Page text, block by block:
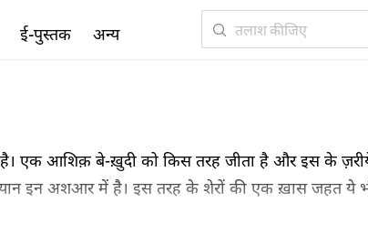
एक आशिक़ बे-ख़ुदी को किस तरह जीता है और इस के
इन अशआर में है। इस तरह के शेरों की एक ख़ास जहत ये
ई-पुस्तक अन्य